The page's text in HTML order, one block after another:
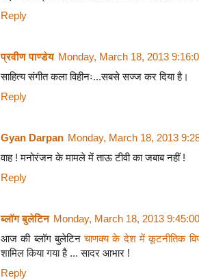
Reply
प्रवीण पाण्डेय Monday, March 18, 2013
साहित्य संगीत कला विहीनः...सबसे सज्ज कर दिया है।
Reply
Gyan Darpan Monday, March 18, 2013
वाह ! मनोरंजन के मामले में ताऊ टीवी का जबाब नहीं !
Reply
ब्लॉग बुलेटिन Monday, March 18, 2013
आज की ब्लॉग बुलेटिनचाणक्य के देश में कूटनीतिक
शामिल किया गया है ... सादर आभार !
Reply